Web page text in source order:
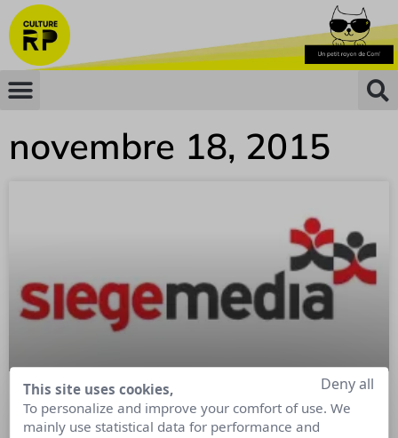
novembre 18, 2015
Les infographies : Comment en
This site uses cookies,
To personalize and improve your comfort of use. We
mainly use statistical data for performance and
Deny all